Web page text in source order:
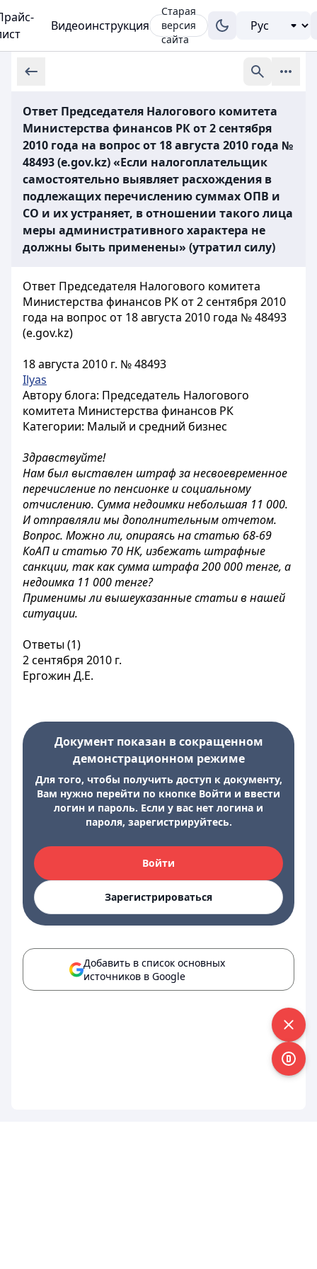
Видеоинструкция
Старая
версия
сайта
Ответ Председателя Налогового комитета
Министерства финансов РК от 2 сентября
2010 года на вопрос от 18 августа 2010 года №
48493 (e.gov.kz) «Если налогоплательщик
самостоятельно выявляет расхождения в
подлежащих перечислению суммах ОПВ и
СО и их устраняет, в отношении такого лица
меры административного характера не
должны быть применены» (утратил силу)
Ответ Председателя Налогового комитета
Министерства финансов РКот 2 сентября 2010
года на вопрос от 18 августа 2010 года № 48493
(e.gov.kz)
18 августа 2010 г. № 48493
Ilyas
Автору блога: Председатель Налогового
комитета Министерства финансов РК
Категории: Малый и средний бизнес
Здравствуйте!
Нам был выставлен штраф за несвоевременное
перечисление по пенсионке и социальному
отчислению. Сумма недоимки небольшая 11 000.
И отправляли мы дополнительным отчетом.
Вопрос. Можно ли, опираясь на статью 68-69
КоАП и статью 70 НК, избежать штрафные
санкции, так как сумма штрафа 200 000 тенге, а
недоимка 11 000 тенге?
Применимы ли вышеуказанные статьи в нашей
ситуации.
Ответы (1)
2 сентября 2010 г.
Ергожин Д.Е.
Документ показан в сокращенном
демонстрационном режиме
Для того, чтобы получить доступ к документу,
Вам нужно перейти по кнопке Войти и ввести
логин и пароль. Если у вас нет логина и
пароля, зарегистрируйтесь.
Войти
Зарегистрироваться
Добавить в список основных
источников в Google